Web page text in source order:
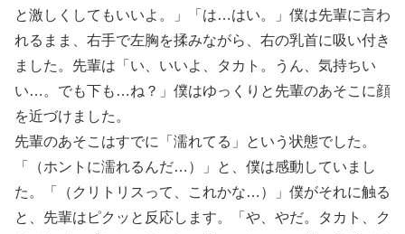
と激しくしてもいいよ。」「は…はい。」僕は先輩に言わ
れるまま、右手で左胸を揉みながら、右の乳首に吸い付き
ました。先輩は「い、いいよ、タカト。うん、気持ちい
い…。でも下も…ね？」僕はゆっくりと先輩のあそこに顔
を近づけました。
先輩のあそこはすでに「濡れてる」という状態でした。
「（ホントに濡れるんだ…）」と、僕は感動していまし
た。「（クリトリスって、これかな…）」僕がそれに触る
と、先輩はピクッと反応します。「や、やだ。タカト、ク